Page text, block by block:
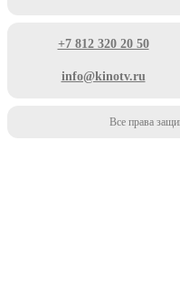
+7 812 320 20 50
info@kinotv.ru
Все права